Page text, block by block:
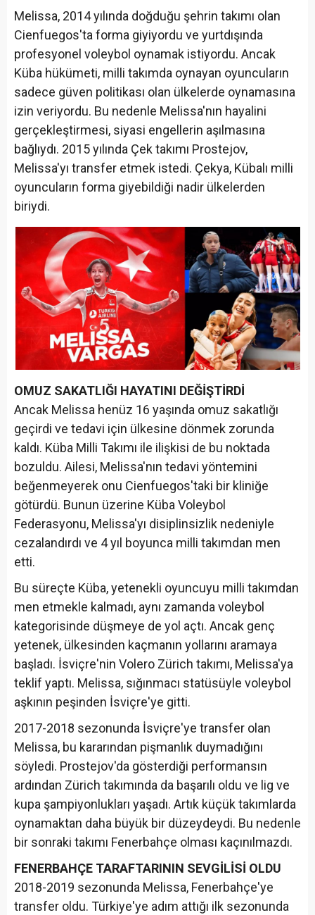
Melissa, 2014 yılında doğduğu şehrin takımı olan
Cienfuegos'ta forma giyiyordu ve yurtdışında
profesyonel voleybol oynamak istiyordu. Ancak
Küba hükümeti, milli takımda oynayan oyuncuların
sadece güven politikası olan ülkelerde oynamasına
izin veriyordu. Bu nedenle Melissa'nın hayalini
gerçekleştirmesi, siyasi engellerin aşılmasına
bağlıydı. 2015 yılında Çek takımı Prostejov,
Melissa'yı transfer etmek istedi. Çekya, Kübalı milli
oyuncuların forma giyebildiği nadir ülkelerden
biriydi.
OMUZ SAKATLIĞI HAYATINI DEĞİŞTİRDİ
Ancak Melissa henüz 16 yaşında omuz sakatlığı
geçirdi ve tedavi için ülkesine dönmek zorunda
kaldı. Küba Milli Takımı ile ilişkisi de bu noktada
bozuldu. Ailesi, Melissa'nın tedavi yöntemini
beğenmeyerek onu Cienfuegos'taki bir kliniğe
götürdü. Bunun üzerine Küba Voleybol
Federasyonu, Melissa'yı disiplinsizlik nedeniyle
cezalandırdı ve 4 yıl boyunca milli takımdan men
etti.
Bu süreçte Küba, yetenekli oyuncuyu milli takımdan
men etmekle kalmadı, aynı zamanda voleybol
kategorisinde düşmeye de yol açtı. Ancak genç
yetenek, ülkesinden kaçmanın yollarını aramaya
başladı. İsviçre'nin Volero Zürich takımı, Melissa'ya
teklif yaptı. Melissa, sığınmacı statüsüyle voleybol
aşkının peşinden İsviçre'ye gitti.
2017-2018 sezonunda İsviçre'ye transfer olan
Melissa, bu kararından pişmanlık duymadığını
söyledi. Prostejov'da gösterdiği performansın
ardından Zürich takımında da başarılı oldu ve lig ve
kupa şampiyonlukları yaşadı. Artık küçük takımlarda
oynamaktan daha büyük bir düzeydeydi. Bu nedenle
bir sonraki takımı Fenerbahçe olması kaçınılmazdı.
FENERBAHÇE TARAFTARININ SEVGİLİSİ OLDU
2018-2019 sezonunda Melissa, Fenerbahçe'ye
transfer oldu. Türkiye'ye adım attığı ilk sezonunda